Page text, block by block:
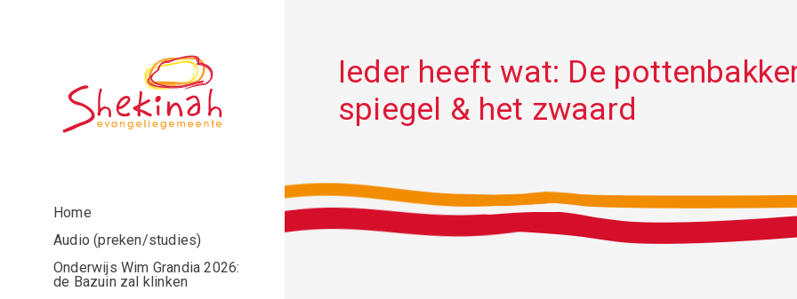
Home
Audio (preken/studies)
Onderwijs Wim Grandia 2026:
de Bazuin zal klinken
Ieder heeft wat: De
spiegel & het zwaard